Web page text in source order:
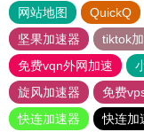
网站地图 QuickQ
坚果加速器
tiktok
免费vqn外网加速
旋风加速器
免费
快连加速器
快连加